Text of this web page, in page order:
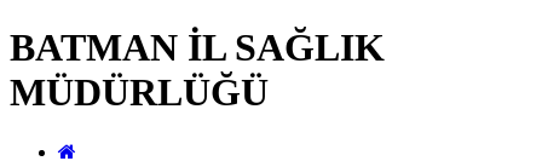
BATMAN İL SAĞLIK
MÜDÜRLÜĞÜ